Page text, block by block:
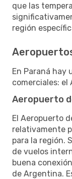
que las
región
En Paraná hay
comerciales: el
Aeropuerto
El Aeropuerto
relativamente
para la región.
de vuelos
buena
de Argentina.